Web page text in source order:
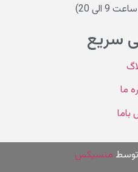
الی 20)
سریع
ما
باما
منسیکس